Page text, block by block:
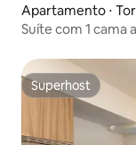
Apartamento ⋅
Suíte com 1 cama
Superhost
Superhost